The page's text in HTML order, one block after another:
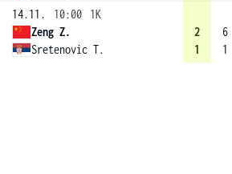
14.11.
10:00
1K
Zeng Z.
Sretenovic T.
2
1
6
1